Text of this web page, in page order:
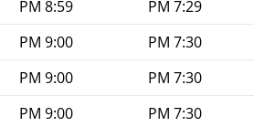
7:29 PM
8:59 PM
7:30 PM
9:00 PM
7:30 PM
9:00 PM
7:30 PM
9:00 PM